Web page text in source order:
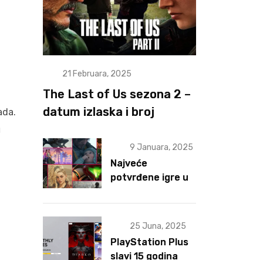
21 Februara, 2025
The Last of Us sezona 2 –
datum izlaska i broj
9 Januara, 2025
Najveće
potvrđene igre u
25 Juna, 2025
PlayStation Plus
slavi 15 godina